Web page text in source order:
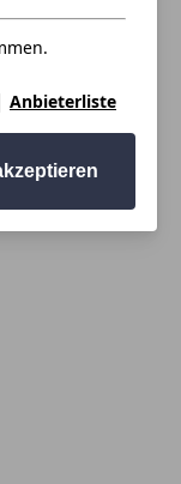
Anbieterliste